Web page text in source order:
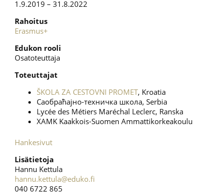
1.9.2019 – 31.8.2022
Rahoitus
Erasmus+
Edukon rooli
Osatoteuttaja
Toteuttajat
ŠKOLA ZA CESTOVNI PROMET, Kroatia
Саобраћајно-техничка школа, Serbia
Lycée des Métiers Maréchal Leclerc, Ranska
XAMK Kaakkois-Suomen Ammattikorkeakoulu
Hankesivut
Lisätietoja
Hannu Kettula
hannu.kettula@eduko.fi
040 6722 865